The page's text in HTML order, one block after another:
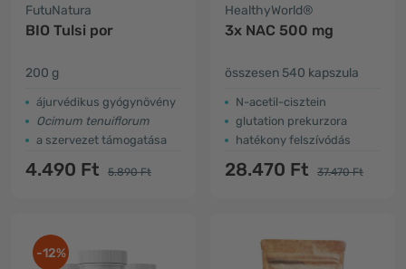
FutuNatura
BIO Tulsi por
200 g
ájurvédikus gyógynövény
Ocimum tenuiflorum
a szervezet támogatása
4.490 Ft 5.890 Ft
HealthyWorld®
3x NAC 500 mg
összesen 540 kapszula
N-acetil-cisztein
glutation prekurzora
hatékony felszívódás
28.470 Ft 37.470 Ft
-12%